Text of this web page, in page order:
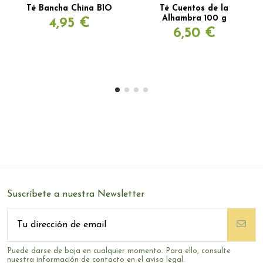
Té Bancha China BIO
4,95 €
Té Cuentos de la
Alhambra 100 g
6,50 €
Suscríbete a nuestra Newsletter
Puede darse de baja en cualquier momento. Para ello, consulte
nuestra información de contacto en el aviso legal.